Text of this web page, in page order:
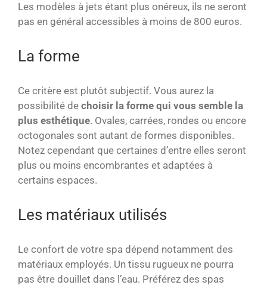
Les modèles à jets étant plus onéreux, ils ne seront
pas en général accessibles à moins de 800 euros.
La forme
Ce critère est plutôt subjectif. Vous aurez la
possibilité de choisir la forme qui vous semble la
plus esthétique. Ovales, carrées, rondes ou encore
octogonales sont autant de formes disponibles.
Notez cependant que certaines d’entre elles seront
plus ou moins encombrantes et adaptées à
certains espaces.
Les matériaux utilisés
Le confort de votre spa dépend notamment des
matériaux employés. Un tissu rugueux ne pourra
pas être douillet dans l’eau. Préférez des spas